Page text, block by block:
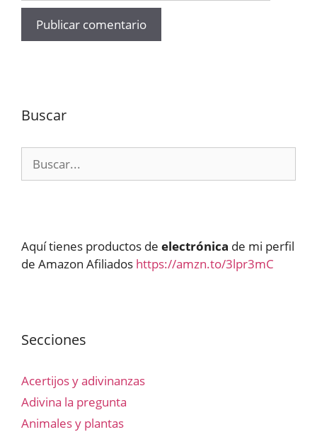
Buscar
Aquí tienes productos de electrónica de mi perfil
de Amazon Afiliados https://amzn.to/3lpr3mC
Secciones
Acertijos y adivinanzas
Adivina la pregunta
Animales y plantas